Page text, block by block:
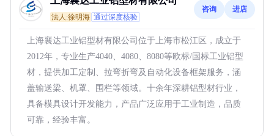
法人:徐明海 通过深度核验
咨询 进店
上海襄达工业铝型材有限公司位于上海市松江区，成立于
2012年，专业生产4040、4080、8080等欧标/国标工业铝型
材，提供加工定制、拉弯折弯及自动化设备框架服务，涵
盖输送梁、机罩、围栏等领域。十余年深耕铝型材行业，
具备模具设计开发能力，产品广泛应用于工业制造，品质
可靠，经验丰富。